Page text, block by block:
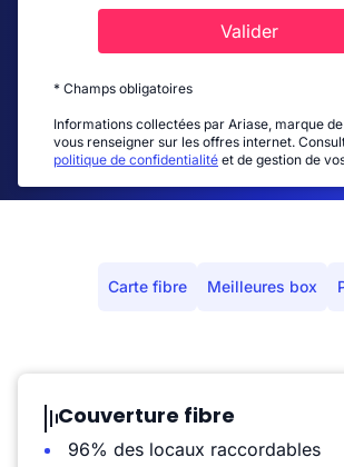
Valider
* Champs obligatoires
Informations collectées par Ariase, marque
vous renseigner sur les offres internet.
politique de confidentialité et de gestion de
Carte fibre Meilleures box
Couverture fibre
96% des locaux raccordables